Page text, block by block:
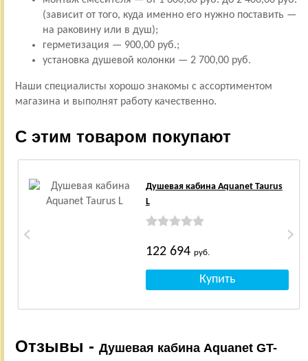
(зависит от того, куда именно его нужно поставить —
на раковину или в душ);
герметизация — 900,00 руб.;
установка душевой колонки — 2 700,00 руб.
Наши специалисты хорошо знакомы с ассортиментом
магазина и выполнят работу качественно.
С этим товаром покупают
Душевая кабина Aquanet Taurus
L
122 694 руб.
Отзывы - Душевая кабина Aquanet GT-